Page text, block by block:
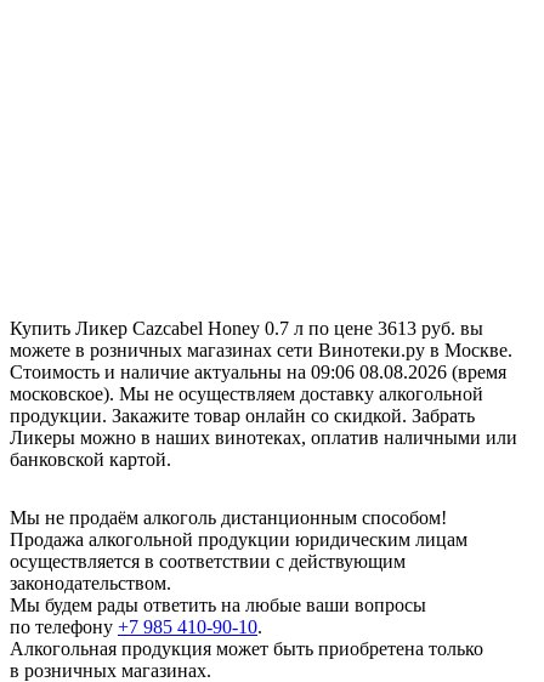
Купить Ликер Cazcabel Honey 0.7 л по цене 3613 руб. вы
можете в розничных магазинах сети Винотеки.ру в Москве.
Стоимость и наличие актуальны на 09:06 08.08.2026 (время
московское). Мы не осуществляем доставку алкогольной
продукции. Закажите товар онлайн со скидкой. Забрать
Ликеры можно в наших винотеках, оплатив наличными или
банковской картой.
Мы не продаём алкоголь дистанционным способом!
Продажа алкогольной продукции юридическим лицам
осуществляется в соответствии с действующим
законодательством.
Мы будем рады ответить на любые ваши вопросы
по телефону +7 985 410-90-10.
Алкогольная продукция может быть приобретена только
в розничных магазинах.